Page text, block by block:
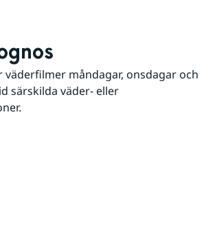
väderfilmer måndagar, onsdagar och
särskilda väder- eller